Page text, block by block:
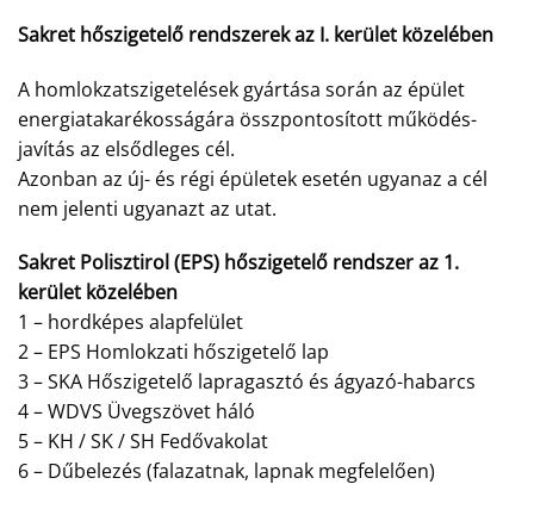
Sakret hőszigetelő rendszerek az I. kerület közelében
A homlokzatszigetelések gyártása során az épület
energiatakarékosságára összpontosított működés-
javítás az elsődleges cél.
Azonban az új- és régi épületek esetén ugyanaz a cél
nem jelenti ugyanazt az utat.
Sakret Polisztirol (EPS) hőszigetelő rendszer az 1.
kerület közelében
1 – hordképes alapfelület
2 – EPS Homlokzati hőszigetelő lap
3 – SKA Hőszigetelő lapragasztó és ágyazó-habarcs
4 – WDVS Üvegszövet háló
5 – KH / SK / SH Fedővakolat
6 – Dűbelezés (falazatnak, lapnak megfelelően)